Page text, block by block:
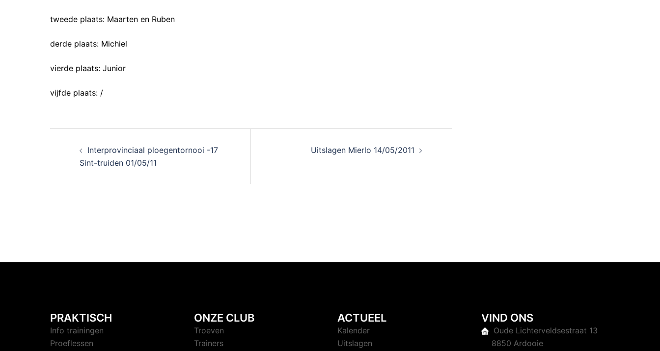
tweede plaats: Maarten en Ruben
derde plaats: Michiel
vierde plaats: Junior
vijfde plaats: /
Interprovinciaal ploegentornooi -17
Sint-truiden 01/05/11
Uitslagen Mierlo 14/05/2011
PRAKTISCH
Info trainingen
Proeflessen
ONZE CLUB
Troeven
Trainers
ACTUEEL
Kalender
Uitslagen
VIND ONS
Oude Lichterveldsestraat 13
8850 Ardooie